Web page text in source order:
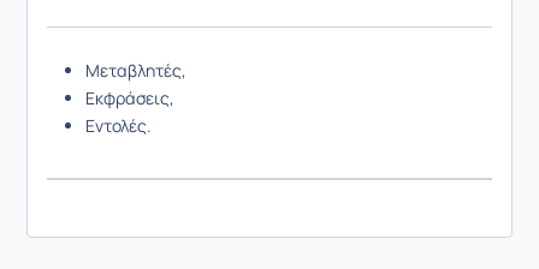
Μεταβλητές,
Εκφράσεις,
Εντολές.